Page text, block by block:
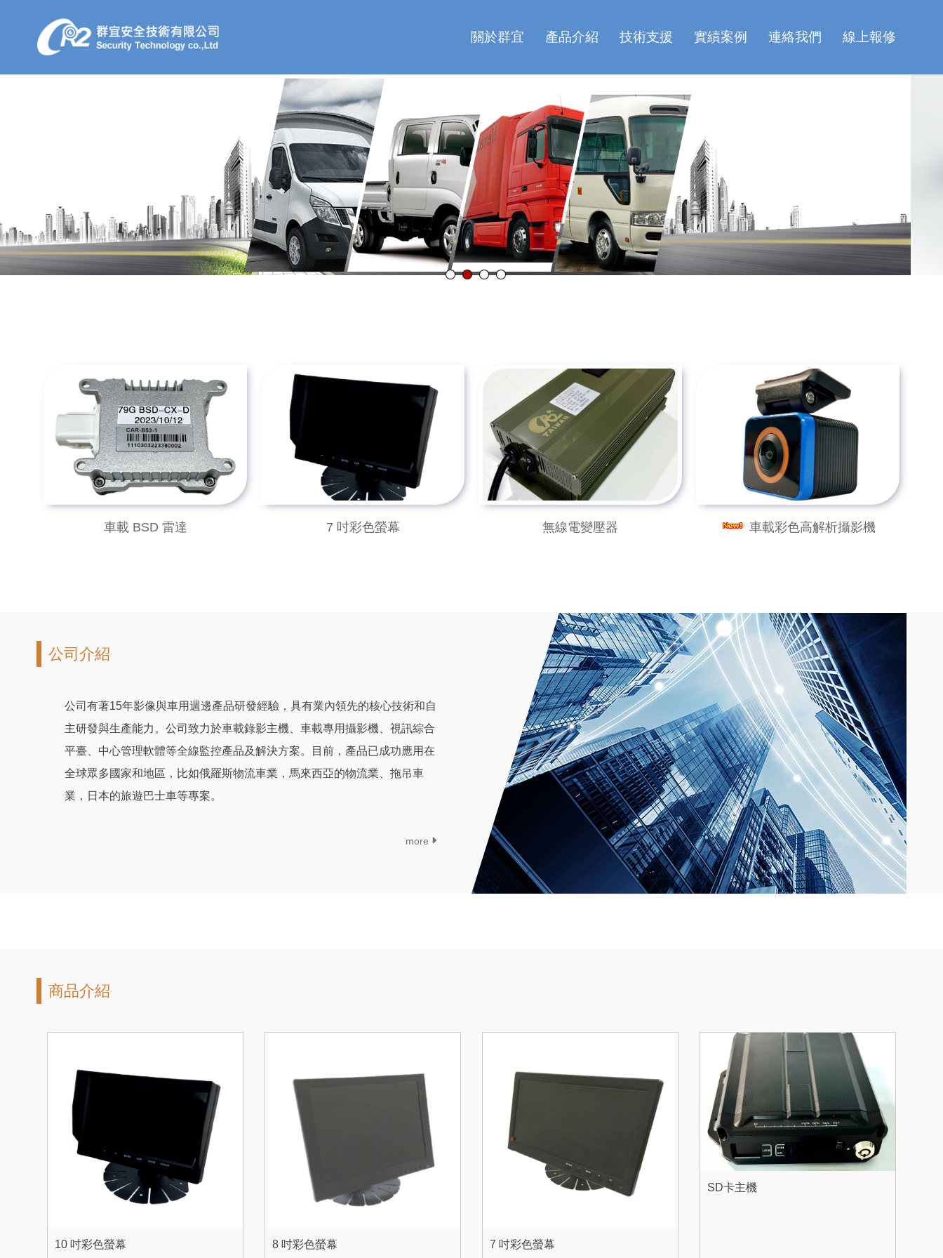
關於群宜 產品介紹 技術支援 實績案例 連絡我們 線上報修
車載 BSD 雷達 7 吋彩色螢幕 無線電變壓器 車載彩色高解析攝影機
公司介紹
公司有著15年影像與車用週邊產品研發經驗，具有業內領先的核心技術和自
主研發與生產能力。公司致力於車載錄影主機、車載專用攝影機、視訊綜合
平臺、中心管理軟體等全線監控產品及解決方案。目前，產品已成功應用在
全球眾多國家和地區，比如俄羅斯物流車業，馬來西亞的物流業、拖吊車
業，日本的旅遊巴士車等專案。
more
商品介紹
10 吋彩色螢幕 8 吋彩色螢幕 7 吋彩色螢幕
SD卡主機